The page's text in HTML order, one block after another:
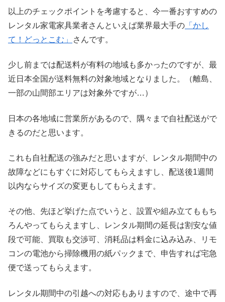
以上のチェックポイントを考慮すると、今一番おすすめの
レンタル家電家具業者さんといえば業界最大手の 「かし
て！どっとこむ」
さんです。
少し前までは配送料が有料の地域も多かったのですが、最
近日本全国が送料無料の対象地域となりました。（離島、
一部の山間部エリアは対象外ですが…）
日本の各地域に営業所があるので、隅々まで自社配送がで
きるのだと思います。
これも自社配送の強みだと思いますが、レンタル期間中の
故障などにもすぐに対応してもらえますし、配送後1週間
以内ならサイズの変更もしてもらえます。
その他、先ほど挙げた点でいうと、設置や組み立てももち
ろんやってもらえますし、レンタル期間の延長は割安な値
段で可能、買取も交渉可、消耗品は料金に込み込み、リモ
コンの電池から掃除機用の紙パックまで、申告すれば宅急
便で送ってもらえます。
レンタル期間中の引越への対応もありますので、途中で再